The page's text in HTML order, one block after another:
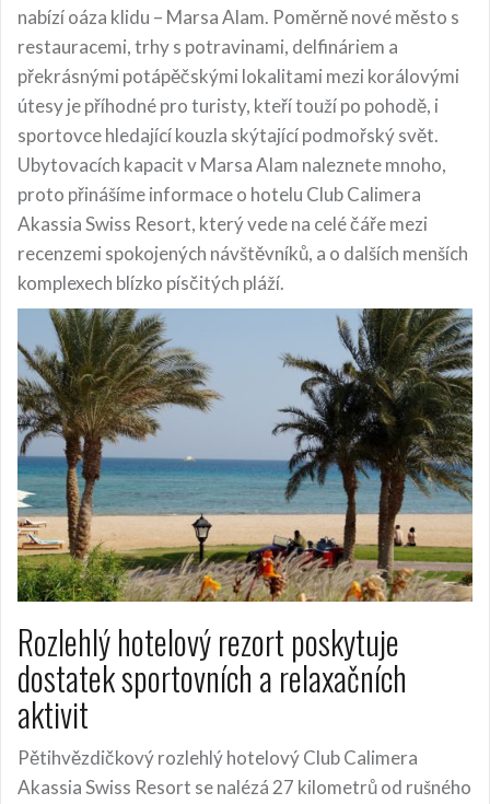
nabízí oáza klidu – Marsa Alam. Poměrně nové město s
restauracemi, trhy s potravinami, delfináriem a
překrásnými potápěčskými lokalitami mezi korálovými
útesy je příhodné pro turisty, kteří touží po pohodě, i
sportovce hledající kouzla skýtající podmořský svět.
Ubytovacích kapacit v Marsa Alam naleznete mnoho,
proto přinášíme informace o hotelu Club Calimera
Akassia Swiss Resort, který vede na celé čáře mezi
recenzemi spokojených návštěvníků, a o dalších menších
komplexech blízko písčitých pláží.
Rozlehlý hotelový rezort poskytuje
dostatek sportovních a relaxačních
aktivit
Pětihvězdičkový rozlehlý hotelový Club Calimera
Akassia Swiss Resort se nalézá 27 kilometrů od rušného